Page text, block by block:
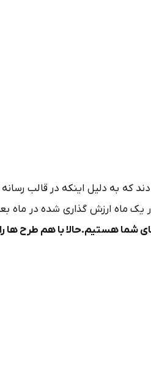
که به دلیل اینکه در قالب
یک ماه ارزش گذاری شده در ماه
شما هستیم.حالا با هم طرح ها را